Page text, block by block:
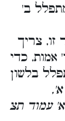
ב'
זו, צריך
אמות, כדי
בלשון
עמוד תצ